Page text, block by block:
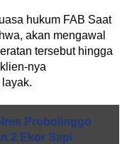
hukum FAB Saat
akan mengawal
tersebut hingga
nya
Probolinggo
2 Ekor Sapi